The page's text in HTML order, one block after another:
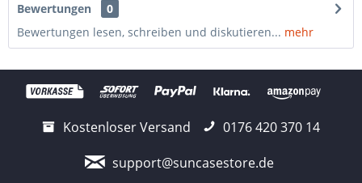
Bewertungen
0
Bewertungen lesen, schreiben und diskutieren... mehr
Kostenloser Versand
0176 420 370 14
support@suncasestore.de